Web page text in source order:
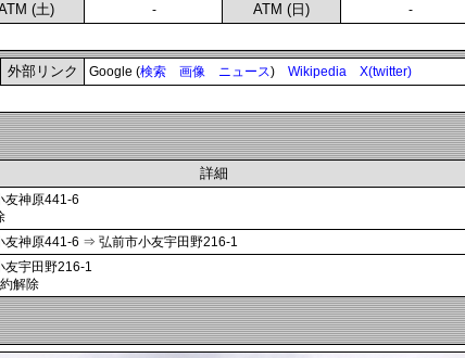
(土) - ATM (日) -
外部リンク Google (検索 画像 ニュース) Wikipedia X(twitter)
詳細
友神原441-6
友神原441-6 ⇒ 弘前市小友宇田野216-1
友宇田野216-1
解除